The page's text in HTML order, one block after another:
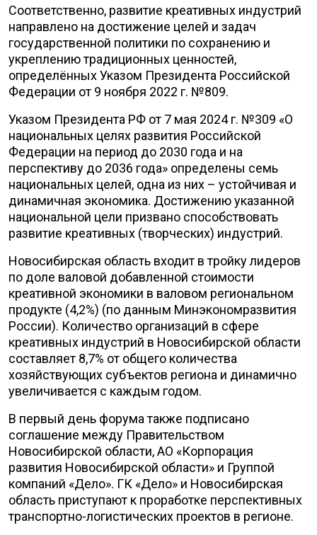
Соответственно, развитие креативных индустрий
направлено на достижение целей и задач
государственной политики по сохранению и
укреплению традиционных ценностей,
определённых Указом Президента Российской
Федерации от 9 ноября 2022 г. №809.
Указом Президента РФ от 7 мая 2024 г. №309 «О
национальных целях развития Российской
Федерации на период до 2030 года и на
перспективу до 2036 года» определены семь
национальных целей, одна из них – устойчивая и
динамичная экономика. Достижению указанной
национальной цели призвано способствовать
развитие креативных (творческих) индустрий.
Новосибирская область входит в тройку лидеров
по доле валовой добавленной стоимости
креативной экономики в валовом региональном
продукте (4,2%) (по данным Минэкономразвития
России). Количество организаций в сфере
креативных индустрий в Новосибирской области
составляет 8,7% от общего количества
хозяйствующих субъектов региона и динамично
увеличивается с каждым годом.
В первый день форума также подписано
соглашение между Правительством
Новосибирской области, АО «Корпорация
развития Новосибирской области» и Группой
компаний «Дело». ГК «Дело» и Новосибирская
область приступают к проработке перспективных
транспортно-логистических проектов в регионе.